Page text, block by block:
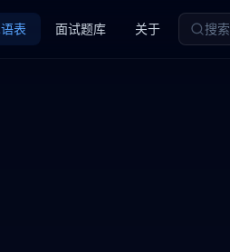
表 面试题库 关于 搜索